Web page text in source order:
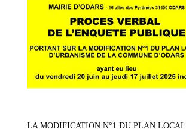
LA MODIFICATION N°1 DU PLAN LOCAL